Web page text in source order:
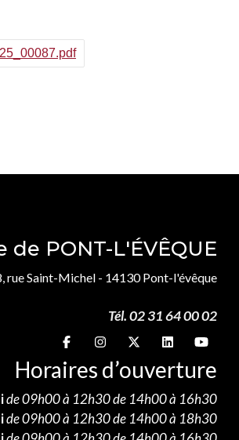
de PONT-L'ÉVÊQUE
rue Saint-Michel - 14130 Pont-l'évêque
Tél. 02 31 64 00 02
Suivez-nous sur
Suivez-nous sur
Suivez-nous sur
Suivez-nous sur
Suivez-
Horaires d’ouverture
de 09h00 à 12h30 de 14h00 à 16h30
de 09h00 à 12h30 de 14h00 à 18h30